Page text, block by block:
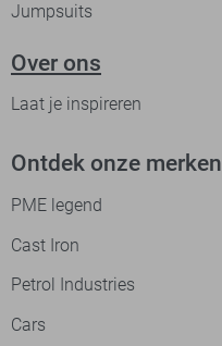
Jumpsuits
Over ons
Laat je inspireren
Ontdek onze merken
PME legend
Cast Iron
Petrol Industries
Cars